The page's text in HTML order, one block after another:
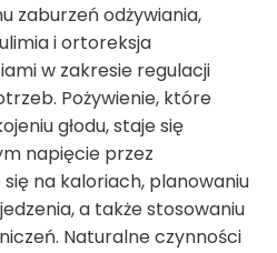
zaburzeń odżywiania,
i ortoreksja
w zakresie regulacji
Pożywienie, które
głodu, staje się
napięcie przez
na kaloriach, planowaniu
a także stosowaniu
Naturalne czynności